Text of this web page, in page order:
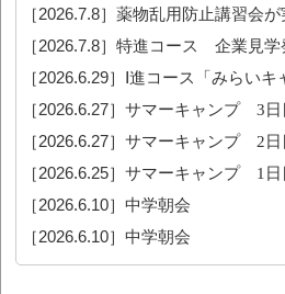
［2026.7.8］薬物乱用防止講習会が
［2026.7.8］特進コース 企業見学
［2026.6.29］ Ⅰ進コース「みらいキ
［2026.6.27］サマーキャンプ 3日
［2026.6.27］サマーキャンプ 2日
［2026.6.25］サマーキャンプ 1日
［2026.6.10］中学朝会
［2026.6.10］中学朝会